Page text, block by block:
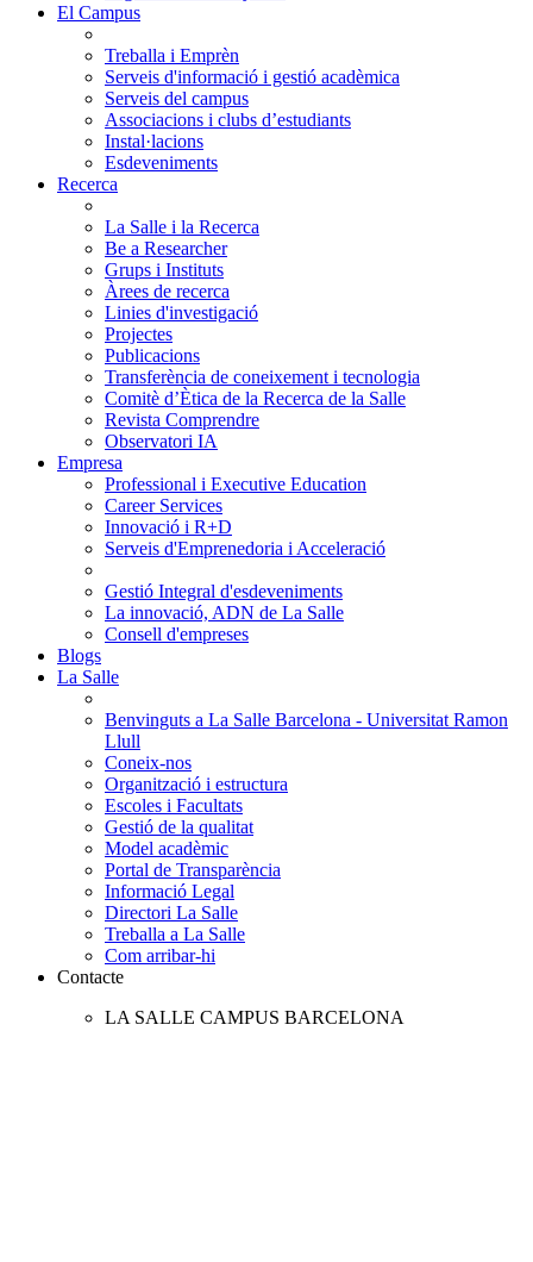
El Campus
Treballa i Emprèn
Serveis d'informació i gestió acadèmica
Serveis del campus
Associacions i clubs d’estudiants
Instal·lacions
Esdeveniments
Recerca
La Salle i la Recerca
Be a Researcher
Grups i Instituts
Àrees de recerca
Linies d'investigació
Projectes
Publicacions
Transferència de coneixement i tecnologia
Comitè d’Ètica de la Recerca de la Salle
Revista Comprendre
Observatori IA
Empresa
Professional i Executive Education
Career Services
Innovació i R+D
Serveis d'Emprenedoria i Acceleració
Gestió Integral d'esdeveniments
La innovació, ADN de La Salle
Consell d'empreses
Blogs
La Salle
Benvinguts a La Salle Barcelona - Universitat Ramon
Llull
Coneix-nos
Organització i estructura
Escoles i Facultats
Gestió de la qualitat
Model acadèmic
Portal de Transparència
Informació Legal
Directori La Salle
Treballa a La Salle
Com arribar-hi
Contacte
LA SALLE CAMPUS BARCELONA